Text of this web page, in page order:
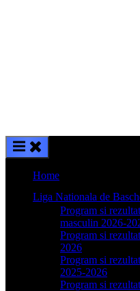
Home
Liga Nationala de
Program si
masculin 2026-
Program si
2026
Program si
2025-2026
Program si